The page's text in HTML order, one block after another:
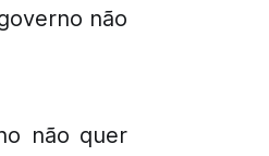
não
não quer